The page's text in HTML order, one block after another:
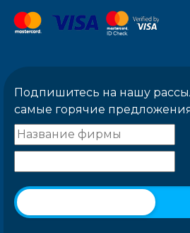
Подпишитесь на нашу
самые горячие